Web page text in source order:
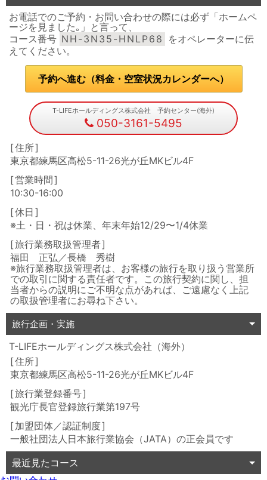
お電話でのご予約・お問い合わせの際には必ず「ホームペ
ージを見ました｡」と言って、
コース番号 NH-3N35-HNLP68
をオペレーターに伝
えてください。
予約へ進む（料金・空室状況カレンダーへ）
T-LIFEホールディングス株式会社 予約センター(海外)
050-3161-5495
住所
東京都練馬区高松5-11-26光が丘MKビル4F
営業時間
10:30-16:00
休日
※土・日・祝は休業、年末年始12/29〜1/4休業
旅行業務取扱管理者
福田 正弘／長橋 秀樹
※旅行業務取扱管理者は、お客様の旅行を取り扱う営業所
での取引に関する責任者です。この旅行契約に関し、担
当者からの説明にご不明な点があれば、ご遠慮なく上記
の取扱管理者にお尋ね下さい。
旅行企画・実施
T-LIFEホールディングス株式会社（海外）
住所
東京都練馬区高松5-11-26光が丘MKビル4F
旅行業登録番号
観光庁長官登録旅行業第197号
加盟団体／認証制度
一般社団法人日本旅行業協会（JATA）の正会員です
最近見たコース